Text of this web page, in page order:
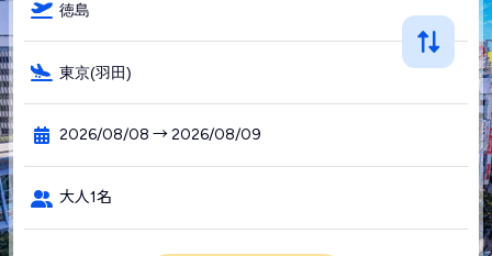
徳島
東京(羽田)
2026/08/08 → 2026/08/09
大人1名